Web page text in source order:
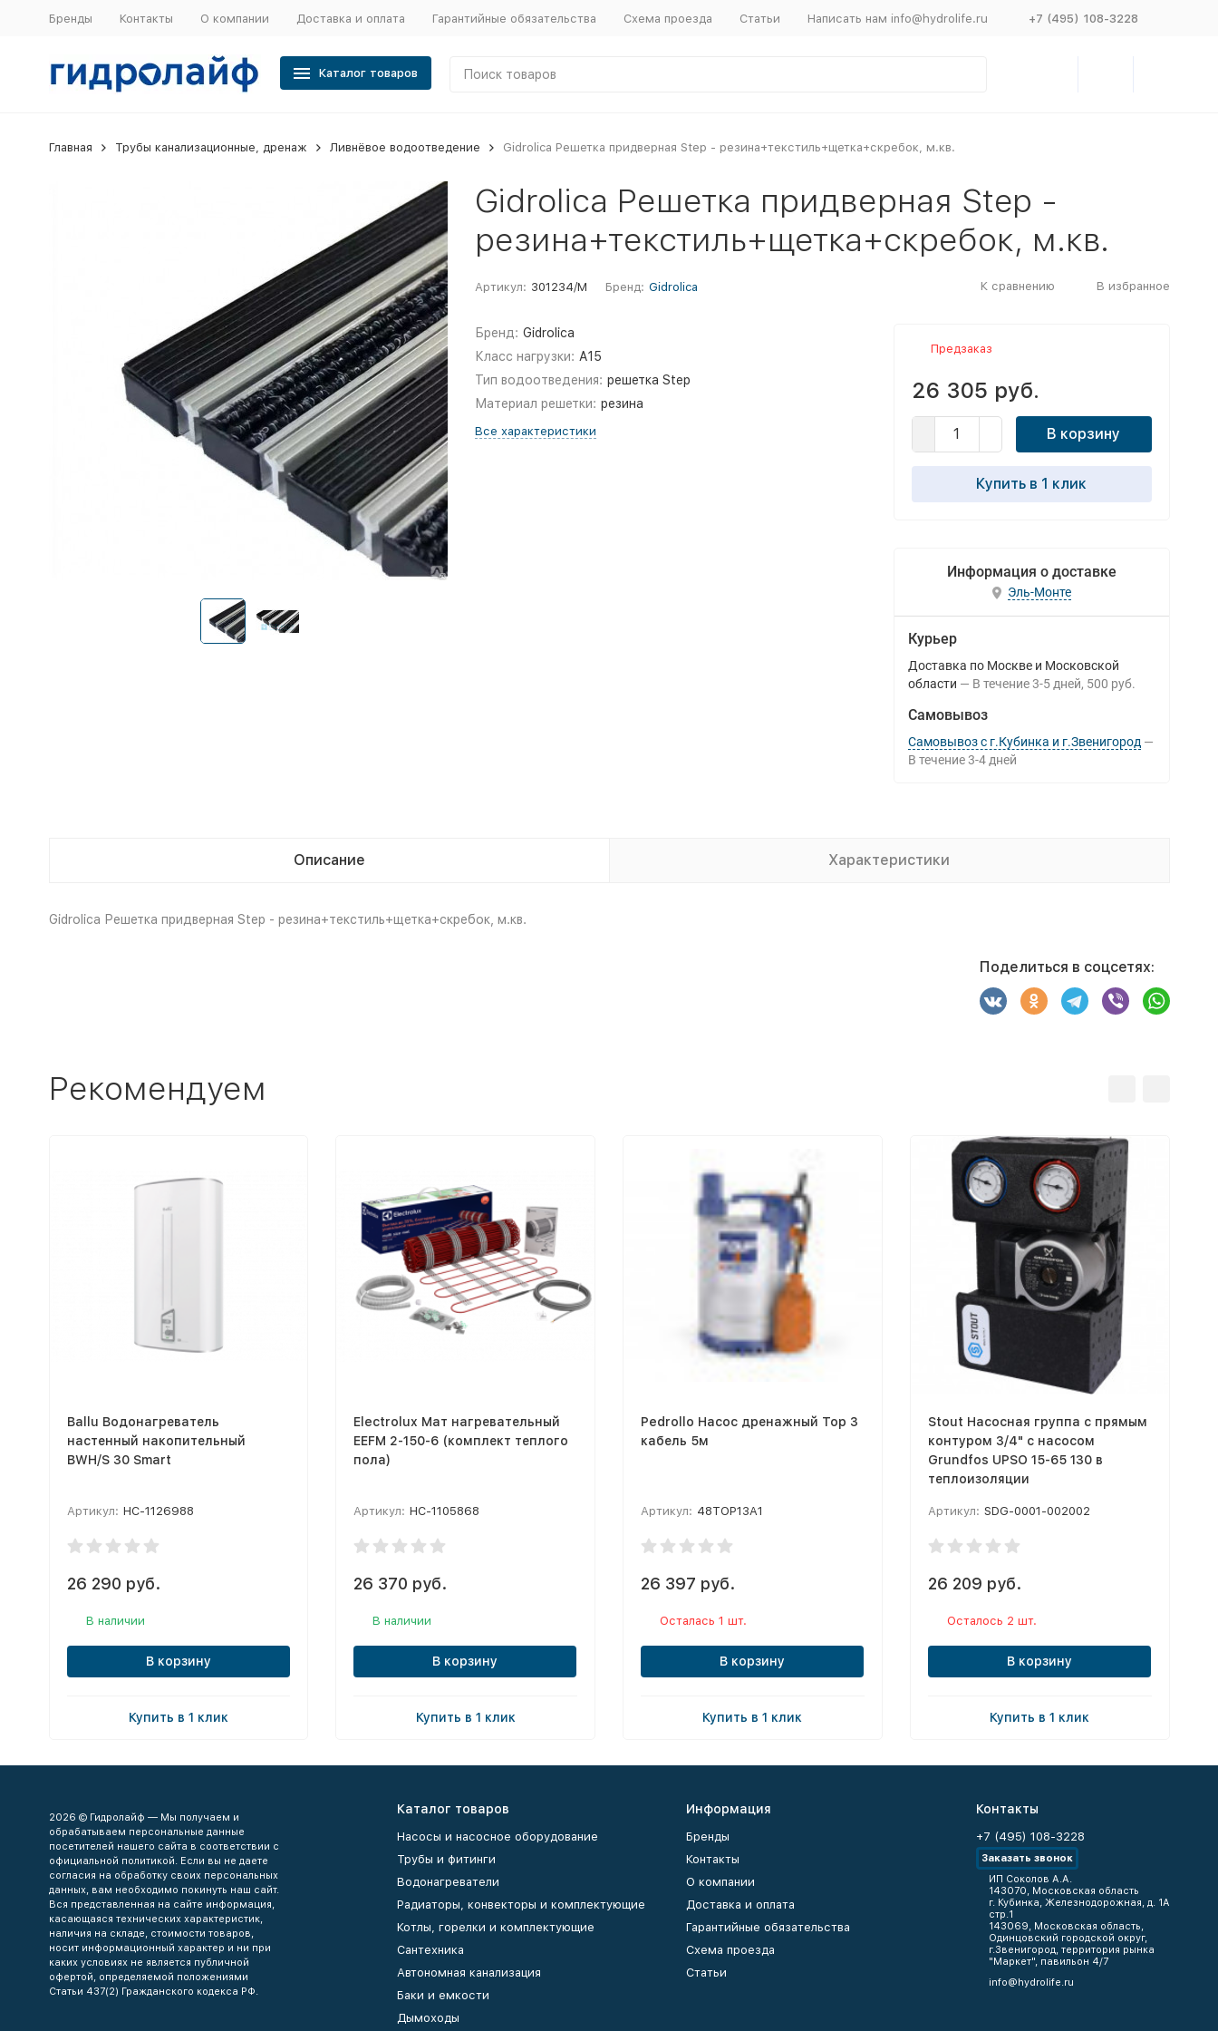
Бренды Контакты О компании Доставка и оплата Гарантийные обязательства Схема проезда Статьи Написать нам info@hydrolife.ru +7 (495) 108-3228
Каталог товаров
Главная Трубы канализационные, дренаж Ливнёвое водоотведение Gidrolica Решетка придверная Step - резина+текстиль+щетка+скребок, м.кв.
Gidrolica Решетка придверная Step -
резина+текстиль+щетка+скребок, м.кв.
Артикул: 301234/М Бренд: Gidrolica К сравнению В избранное
Бренд: Gidrolica
Класс нагрузки: A15
Тип водоотведения: решетка Step
Материал решетки: резина
Все характеристики
Предзаказ
26 305 руб.
В корзину
Купить в 1 клик
Информация о доставке
Эль-Монте
Курьер
Доставка по Москве и Московской
области
В течение 3-5 дней 500 руб.
Самовывоз
Самовывоз с г.Кубинка и г.Звенигород
В течение 3-4 дней
Описание Характеристики
Gidrolica Решетка придверная Step - резина+текстиль+щетка+скребок, м.кв.
Поделиться в соцсетях:
Рекомендуем
Ballu Водонагреватель
настенный накопительный
BWH/S 30 Smart
Артикул: НС-1126988
26 290 руб.
В наличии
В корзину
Купить в 1 клик
Electrolux Мат нагревательный
EEFM 2-150-6 (комплект теплого
пола)
Артикул: НС-1105868
26 370 руб.
В наличии
В корзину
Купить в 1 клик
Pedrollo Насос дренажный Top 3
кабель 5м
Артикул: 48TOP13A1
26 397 руб.
Осталась 1 шт.
В корзину
Купить в 1 клик
Stout Насосная группа с прямым
контуром 3/4" с насосом
Grundfos UPSO 15-65 130 в
теплоизоляции
Артикул: SDG-0001-002002
26 209 руб.
Осталось 2 шт.
В корзину
Купить в 1 клик
2026 © Гидролайф — Мы получаем и
обрабатываем персональные данные
посетителей нашего сайта в соответствии с
официальной политикой. Если вы не даете
согласия на обработку своих персональных
данных, вам необходимо покинуть наш сайт.
Вся представленная на сайте информация,
касающаяся технических характеристик,
наличия на складе, стоимости товаров,
носит информационный характер и ни при
каких условиях не является публичной
офертой, определяемой положениями
Статьи 437(2) Гражданского кодекса РФ.
Каталог товаров
Насосы и насосное оборудование
Трубы и фитинги
Водонагреватели
Радиаторы, конвекторы и комплектующие
Котлы, горелки и комплектующие
Сантехника
Автономная канализация
Баки и емкости
Дымоходы
Информация
Бренды
Контакты
О компании
Доставка и оплата
Гарантийные обязательства
Схема проезда
Статьи
Контакты
+7 (495) 108-3228
Заказать звонок
ИП Соколов А.А.
143070, Московская область
г. Кубинка, Железнодорожная, д. 1А
стр.1
143069, Московская область,
Одинцовский городской округ,
г.Звенигород, территория рынка
"Маркет", павильон 4/7
info@hydrolife.ru